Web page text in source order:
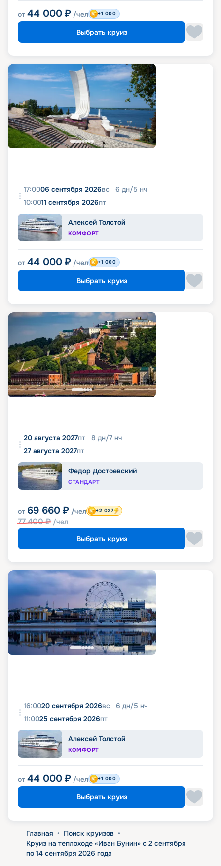
от 44 000 ₽ /чел +1 000
Выбрать круиз
17:0006 сентября 2026вс 6 дн/5 нч
10:0011 сентября 2026пт
Алексей Толстой
КОМФОРТ
от 44 000 ₽ /чел +1 000
Выбрать круиз
20 августа 2027пт 8 дн/7 нч
27 августа 2027пт
Федор Достоевский
СТАНДАРТ
от 69 660 ₽ /чел
77 400₽ /чел
+2 027
Выбрать круиз
16:0020 сентября 2026вс 6 дн/5 нч
11:0025 сентября 2026пт
Алексей Толстой
КОМФОРТ
от 44 000 ₽ /чел +1 000
Выбрать круиз
Главная • Поиск круизов •
Круиз на теплоходе «Иван Бунин» с 2 сентября
по 14 сентября 2026 года